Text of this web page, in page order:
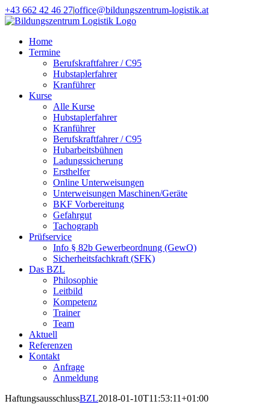
Zum
Inhalt
+43 662 42 46 27|office@bildungszentrum-logistik.at
Facebook
E-
Home
Termine
Berufskraftfahrer / C95
Hubstaplerfahrer
Kranführer
Kurse
Alle Kurse
Hubstaplerfahrer
Kranführer
Berufskraftfahrer / C95
Hubarbeitsbühnen
Ladungssicherung
Ersthelfer
Online Unterweisungen
Unterweisungen Maschinen/Geräte
BKF Vorbereitung
Gefahrgut
Tachograph
Prüfservice
Info § 82b Gewerbeordnung (GewO)
Sicherheitsfachkraft (SFK)
Das BZL
Philosophie
Leitbild
Kompetenz
Trainer
Team
Aktuell
Referenzen
Kontakt
Anfrage
Anmeldung
HaftungsausschlussBZL2018-01-10T11:53:11+01:00